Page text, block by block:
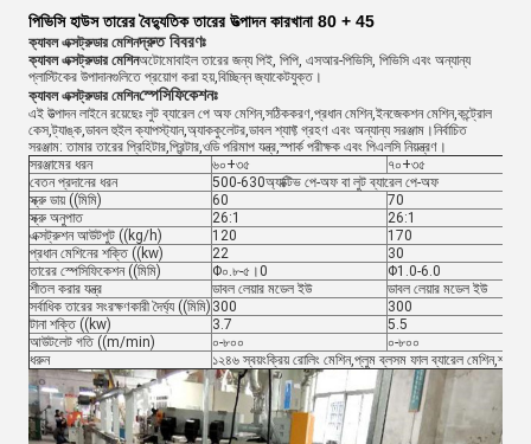
পিভিসি হাউস তারের বৈদ্যুতিক তারের উত্পাদন কারখানা 80 + 45
ক্যাবল এক্সট্রুডার মেশিনদ্রুত বিবরণঃ
ক্যাবল এক্সট্রুডার মেশিনঅটোমোবাইল তারের জন্য পিই, পিপি, এসআর-পিভিসি, পিভিসি এবং অন্যান্য
প্লাস্টিকের উপাদানগুলিতে প্রয়োগ করা হয়,বিচ্ছিন্ন জ্যাকেটযুক্ত।
ক্যাবল এক্সট্রুডার মেশিনস্পেসিফিকেশনঃ
এই উত্পাদন লাইনে রয়েছেঃ লুট ব্যারেল পে অফ মেশিন,সঠিককরণ,প্রধান মেশিন,ইনজেকশন মেশিন,কন্ট্রোল
কেস,ট্যাঙ্ক,ডাবল হুইল ক্যাপস্ট্যান,অ্যাককুলেটর,ডাবল শ্যাফ্ট গ্রহণ এবং অন্যান্য সরঞ্জাম।নির্বাচিত
সরঞ্জাম: তামার তারের প্রিহিটার,প্রিন্টার,ওডি পরিমাপ যন্ত্র,স্পার্ক পরীক্ষক এবং পিএলসি নিয়ন্ত্রণ।
সরঞ্জামের ধরন
৬০+৩৫
৭০+৩৫
বেতন প্রদানের ধরন
500-630অ্যাক্টিভ পে-অফ বা লুট ব্যারেল পে-অফ
স্ক্রু ডায় ((মিমি)
60
70
স্ক্রু অনুপাত
26:1
26:1
এক্সট্রুশন আউটপুট ((kg/h)
120
170
প্রধান মেশিনের শক্তি ((kw)
22
30
তারের স্পেসিফিকেশন ((মিমি)
Φ০.৮-৫।0
Φ1.0-6.0
শীতল করার যন্ত্র
ডাবল লেয়ার মডেল ইউ
ডাবল লেয়ার মডেল ইউ
সর্বাধিক তারের সংরক্ষণকারী দৈর্ঘ্য ((মিমি) 300
300
টানা শক্তি ((kw)
3.7
5.5
আউটলেট গতি ((m/min)
০-৮০০
০-৮০০
ধরুন
১২৪৬ স্বয়ংক্রিয় রোলিং মেশিন,প্লুম ব্লসম ফাল ব্যারেল মেশিন,শ্যাফ্ট